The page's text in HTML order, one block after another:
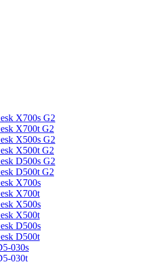
X700s G2
X700t G2
X500s G2
X500t G2
D500s G2
D500t G2
X700s
X700t
X500s
X500t
D500s
D500t
030s
030t